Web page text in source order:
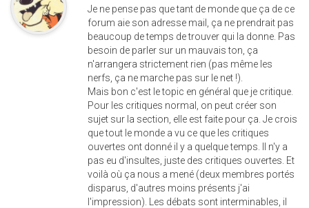
Je ne pense pas que tant de monde que ça de ce
forum aie son adresse mail, ça ne prendrait pas
beaucoup de temps de trouver qui la donne. Pas
besoin de parler sur un mauvais ton, ça
n'arrangera strictement rien (pas même les
nerfs, ça ne marche pas sur le net !).
Mais bon c'est le topic en général que je critique.
Pour les critiques normal, on peut créer son
sujet sur la section, elle est faite pour ça. Je crois
que tout le monde a vu ce que les critiques
ouvertes ont donné il y a quelque temps. Il n'y a
pas eu d'insultes, juste des critiques ouvertes. Et
voilà où ça nous a mené (deux membres portés
disparus, d'autres moins présents j'ai
l'impression). Les débats sont interminables, il